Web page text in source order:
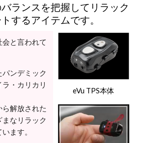
ランスを把握してリラック
するアイテムです。
eVu TPS本体
と言われて
ンデミック
・カリカリ
解放された
なリラック
ます。